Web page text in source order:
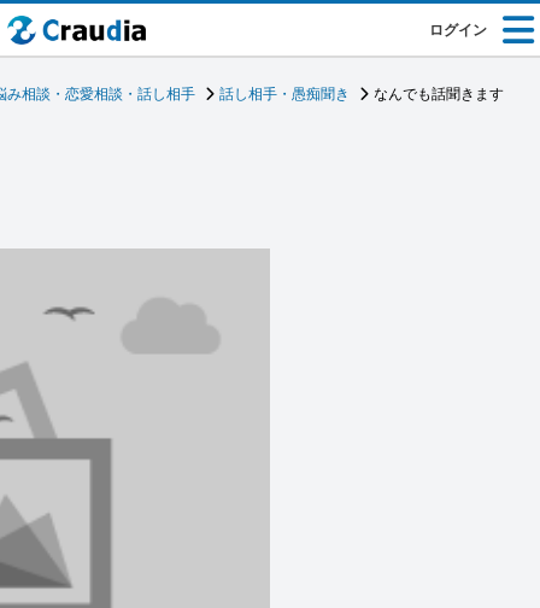
ログイン
み相談・恋愛相談・話し相手 話し相手・愚痴聞き なんでも話聞きます